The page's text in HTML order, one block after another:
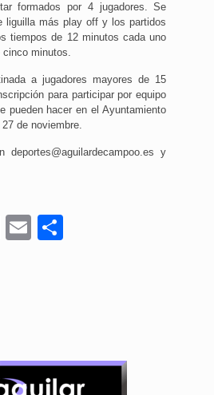
formados por 4 jugadores. Se
liguilla más play off y los partidos
tiempos de 12 minutos cada uno
cinco minutos.
a jugadores mayores de 15
para participar por equipo
pueden hacer en el Ayuntamiento
de noviembre.
deportes@aguilardecampoo.es y
X Email